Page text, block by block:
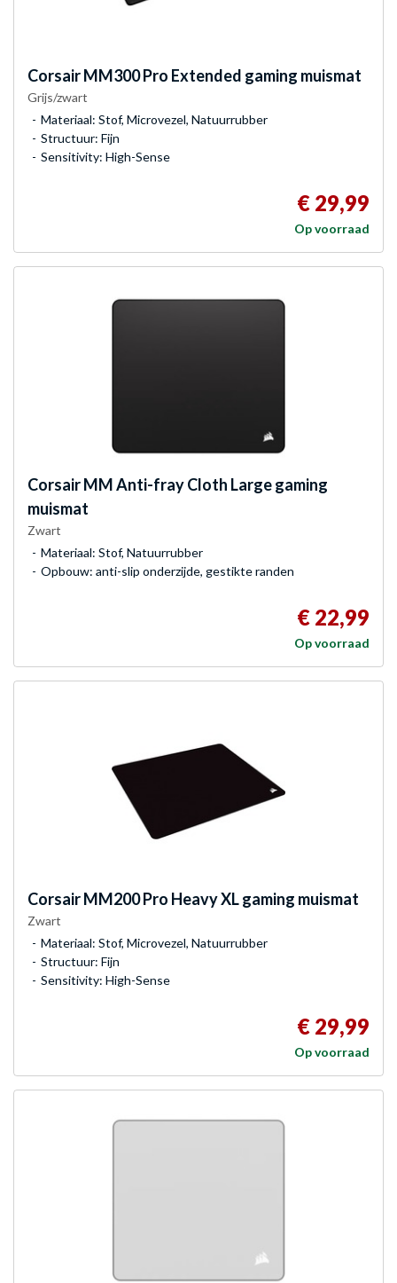
CorsairMM300 Pro Extended gaming muismat
Grijs/zwart
Materiaal: Stof, Microvezel, Natuurrubber
Structuur: Fijn
Sensitivity: High-Sense
€ 29,99
Op voorraad
CorsairMM Anti-fray Cloth Large gaming
muismat
Zwart
Materiaal: Stof, Natuurrubber
Opbouw: anti-slip onderzijde, gestikte randen
€ 22,99
Op voorraad
CorsairMM200 Pro Heavy XL gaming muismat
Zwart
Materiaal: Stof, Microvezel, Natuurrubber
Structuur: Fijn
Sensitivity: High-Sense
€ 29,99
Op voorraad